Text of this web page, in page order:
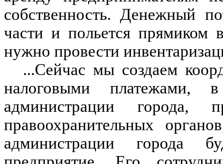
собственность. Денежный
части и польется прямиком
нужно провести
...Сейчас мы создаем
налоговыми платежами,
администрации города,
правоохранительных
администрации города